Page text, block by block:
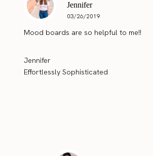
Jennifer
03/26/2019
Mood boards are so helpful to me!!
Jennifer
Effortlessly Sophisticated